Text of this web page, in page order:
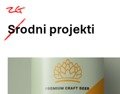
Srodni projekti